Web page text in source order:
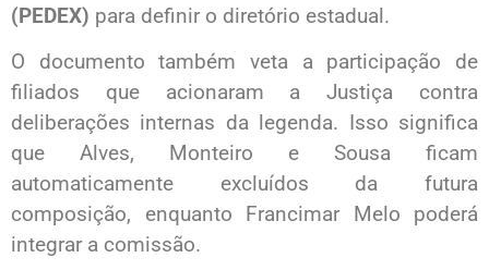
(PEDEX) para definir o diretório estadual.
O documento também veta a participação de
filiados que acionaram a Justiça contra
deliberações internas da legenda. Isso significa
que Alves, Monteiro e Sousa ficam
automaticamente excluídos da futura
composição, enquanto Francimar Melo poderá
integrar a comissão.